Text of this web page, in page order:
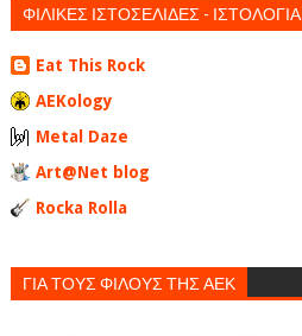
ΦΙΛΙΚΕΣ ΙΣΤΟΣΕΛΙΔΕΣ - ΙΣΤΟΛΟΓΙΑ
Eat This Rock
AEKology
Metal Daze
Art@Net blog
Rocka Rolla
ΓΙΑ ΤΟΥΣ ΦΙΛΟΥΣ ΤΗΣ ΑΕΚ